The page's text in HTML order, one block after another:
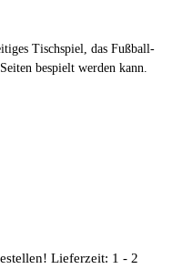
Tischspiel, das Fußball-
bespielt werden kann.
Lieferzeit: 1 - 2